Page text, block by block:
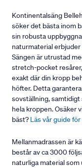
Kontinentalsäng
söker det bästa inom
sin robusta
naturmaterial
Sängen är utrustad
stretch-pocket
exakt där din kropp
höfter. Detta
sovställning,
hela kroppen. Osäker
bäst? Läs vår guide
Mellanmadrassen är
består av ca 3000
naturliga material